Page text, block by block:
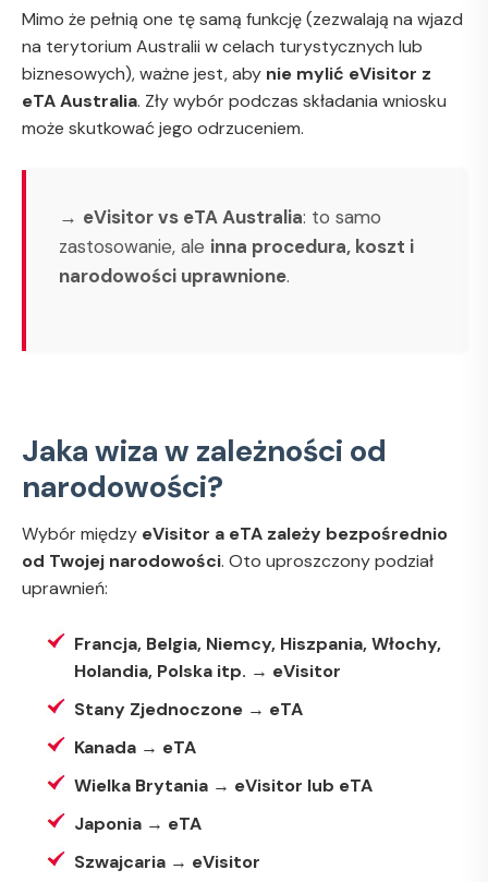
Mimo że pełnią one tę samą funkcję (zezwalają na wjazd
na terytorium Australii w celach turystycznych lub
biznesowych), ważne jest, aby nie mylić eVisitor z
eTA Australia. Zły wybór podczas składania wniosku
może skutkować jego odrzuceniem.
→ eVisitor vs eTA Australia: to samo
zastosowanie, ale inna procedura, koszt i
narodowości uprawnione.
Jaka wiza w zależności od
narodowości?
Wybór między eVisitor a eTA zależy bezpośrednio
od Twojej narodowości. Oto uproszczony podział
uprawnień:
Francja, Belgia, Niemcy, Hiszpania, Włochy,
Holandia, Polska itp. → eVisitor
Stany Zjednoczone → eTA
Kanada → eTA
Wielka Brytania → eVisitor lub eTA
Japonia → eTA
Szwajcaria → eVisitor